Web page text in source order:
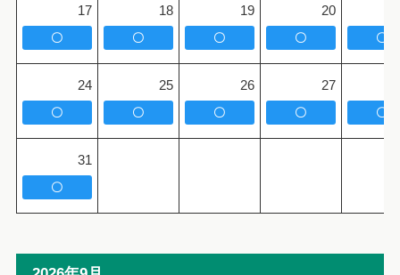
17
〇
18
〇
19
〇
20
〇 〇
24
〇
25
〇
26
〇
27
〇 〇
31
〇